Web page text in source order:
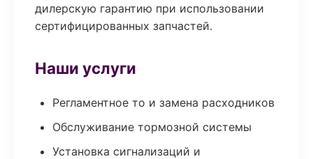
дилерскую гарантию при использовании
сертифицированных запчастей.
Наши услуги
Регламентное то и замена расходников
Обслуживание тормозной системы
Установка сигнализаций и